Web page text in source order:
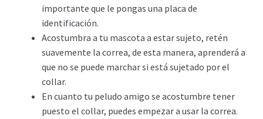
importante que le pongas una placa de
identificación.
Acostumbra a tu mascota a estar sujeto, retén
suavemente la correa, de esta manera, aprenderá a
que no se puede marchar si está sujetado por el
collar.
En cuanto tu peludo amigo se acostumbre tener
puesto el collar, puedes empezar a usar la correa.